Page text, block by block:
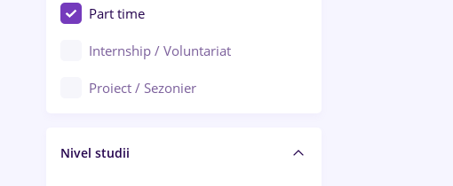
Baia Mare
Bârlad
Bistrița (Bistrița-Năsăud)
Audit / Consultanță
Auto / Echipamente
Automatizări
Cercetare - dezvoltare
Part time
Internship / Voluntariat
Proiect / Sezonier
Nivel studii